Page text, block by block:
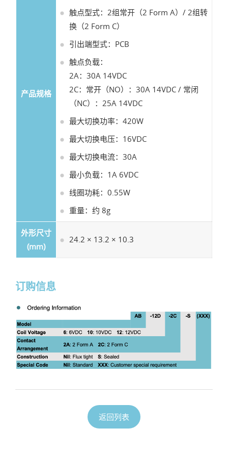
产品规格
触点型式：2组常开（2 Form A）/ 2组转
换（2 Form C）
引出端型式：PCB
触点负载：
2A：30A 14VDC
2C：常开（NO）：30A 14VDC / 常闭
（NC）：25A 14VDC
最大切换功率：420W
最大切换电压：16VDC
最大切换电流：30A
最小负载：1A 6VDC
线圈功耗：0.55W
重量：约 8g
外形尺寸
(mm)
24.2 × 13.2 × 10.3
订购信息
返回列表